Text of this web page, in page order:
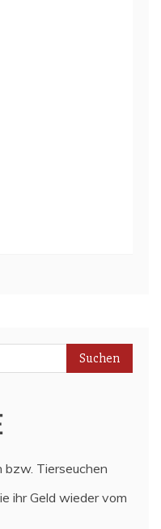
bzw. Tierseuchen
ihr Geld wieder vom